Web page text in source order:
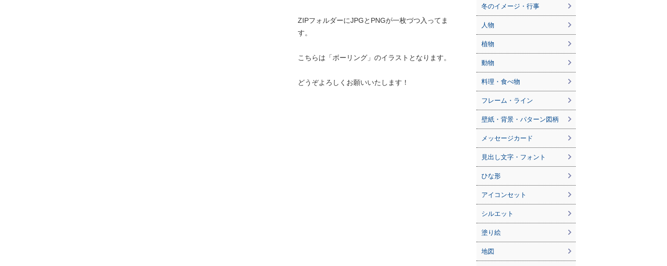
ZIPフォルダーにJPGとPNGが一枚づつ入ってま
す。
こちらは「ボーリング」のイラストとなります。
どうぞよろしくお願いいたします！
冬のイメージ・行事
人物
植物
動物
料理・食べ物
フレーム・ライン
壁紙・背景・パターン図柄
メッセージカード
見出し文字・フォント
ひな形
アイコンセット
シルエット
塗り絵
地図